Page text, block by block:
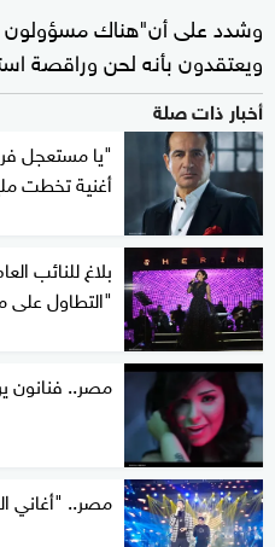
وشدد على أن"هناك مسؤولون
ويعتقدون بأنه لحن وراقصة
أخبار ذات صلة
"يا مستعجل
أغنية تخطت
بلاغ للنائب
"التطاول
مصر..
مصر.. "أغاني